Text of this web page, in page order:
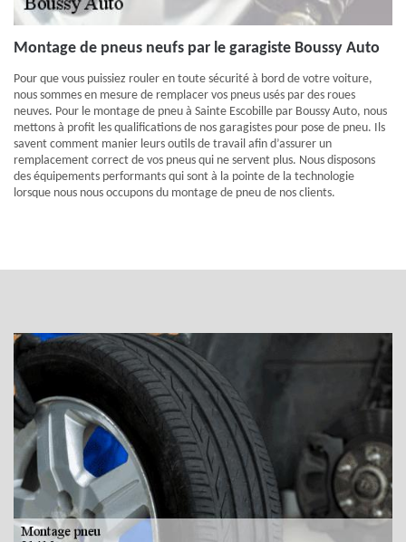
Montage de pneus neufs par le garagiste Boussy Auto
Pour que vous puissiez rouler en toute sécurité à bord de votre voiture,
nous sommes en mesure de remplacer vos pneus usés par des roues
neuves. Pour le montage de pneu à Sainte Escobille par Boussy Auto, nous
mettons à profit les qualifications de nos garagistes pour pose de pneu. Ils
savent comment manier leurs outils de travail afin d’assurer un
remplacement correct de vos pneus qui ne servent plus. Nous disposons
des équipements performants qui sont à la pointe de la technologie
lorsque nous nous occupons du montage de pneu de nos clients.